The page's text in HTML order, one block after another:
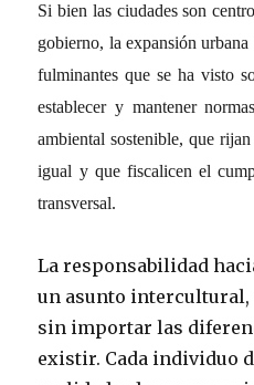
Si bien las ciudades son
gobierno, la expansión
fulminantes que se ha visto
establecer y mantener
ambiental sostenible, que
igual y que fiscalicen el
transversal.
La responsabilidad
un asunto intercultural,
sin importar las
existir. Cada individuo